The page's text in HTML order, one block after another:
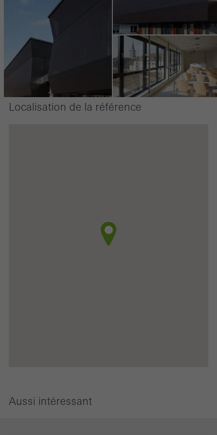
Localisation de la référence
Aussi intéressant
passé sur le site, les pages consultées.
Marketing / Cookies de tiers
Les cookies marketing sont utilisés par des tiers pour afficher des
publicités personnalisées et attrayantes pour les utilisateurs
individuels. Pour ce faire, ils suivent les visiteurs sur les sites web.
Cela implique également l´utilisation de services de tiers qui sont